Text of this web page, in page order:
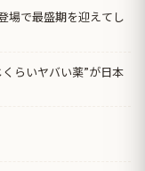
場で最盛期を迎えてし
らいヤバい薬”が日本